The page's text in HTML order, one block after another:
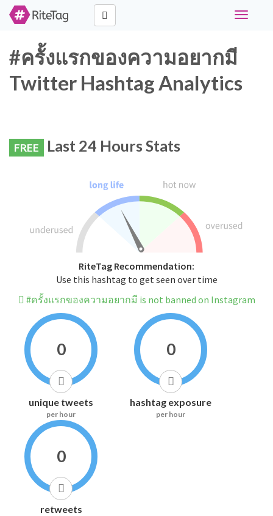
Toggle
#ครั้งแรกของความอยากมี
Twitter Hashtag Analytics
FREE Last 24 Hours Stats
RiteTag Recommendation:
Use this hashtag to get seen over time
#ครั้งแรกของความอยากมี is not banned on Instagram
0
unique tweets
per hour
0
hashtag exposure
per hour
0
retweets